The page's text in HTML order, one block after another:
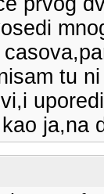
tu
ja,na